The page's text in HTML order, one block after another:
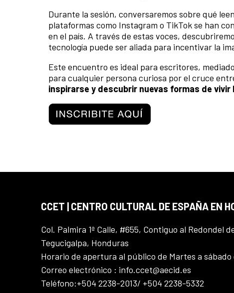
Durante la sesión, conversaremos sobre qué
plataformas como Instagram o TikTok se han
en el país. A través de estas voces,
tecnología puede ser aliada para incentivar la
Este encuentro es ideal para escritores,
para cualquier persona curiosa por el cruce
inspirarse y descubrir nuevas formas de
CCET | CENTRO CULTURAL DE ESPAÑA EN
Col. Palmira 1ª Calle, #655, Contiguo al Redondel
Tegucigalpa, Honduras
Horario de apertura al público de Martes a
Correo electrónico : info.ccet@aecid.es
Teléfono:+504 2238-2013/ +504 2238-5332